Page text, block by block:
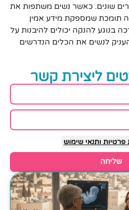
שונים. כאשר נשים משתפות את
תומכת שמספקת מידע אמין
בנוגע להנקה יכולים להיבנות על
לנשים את הכלים הנדרשים
ליצירת קשר
פרטיות ותנאי שימוש
שליחה